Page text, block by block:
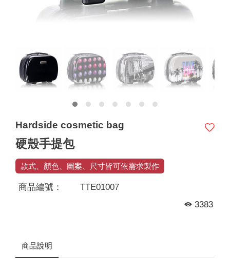
Hardside cosmetic bag
硬殼手提包
款式、顏色、圖案、尺寸皆可依需求製作
商品編號：
TTE01007
3383
商品說明